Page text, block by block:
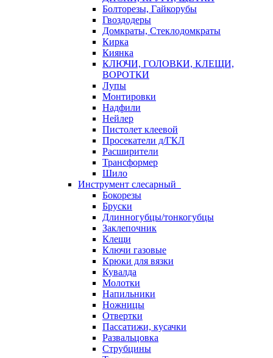
Болторезы, Гайкорубы
Гвоздодеры
Домкраты, Стеклодомкраты
Кирка
Киянка
КЛЮЧИ, ГОЛОВКИ, КЛЕЩИ,
ВОРОТКИ
Лупы
Монтировки
Надфили
Нейлер
Пистолет клеевой
Просекатели д/ГКЛ
Расширители
Трансформер
Шило
Инструмент слесарный
Бокорезы
Бруски
Длинногубцы/тонкогубцы
Заклепочник
Клещи
Ключи газовые
Крюки для вязки
Кувалда
Молотки
Напильники
Ножницы
Отвертки
Пассатижи, кусачки
Развальцовка
Струбцины